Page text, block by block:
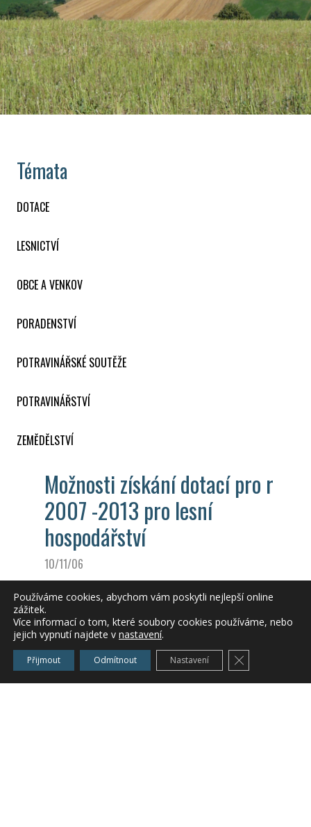
Témata
DOTACE
LESNICTVÍ
OBCE A VENKOV
PORADENSTVÍ
POTRAVINÁŘSKÉ SOUTĚŽE
POTRAVINÁŘSTVÍ
ZEMĚDĚLSTVÍ
Možnosti získání dotací pro r
2007 -2013 pro lesní
hospodářství
10/11/06
Ing. Michal Bratršovský/KIS Vysočina
dotace 2007 – 2013
priloha
Používáme cookies, abychom vám poskytli nejlepší online
zážitek.
Více informací o tom, které soubory cookies používáme, nebo
jejich vypnutí najdete v nastavení.
Přijmout Odmítnout Nastavení Zavřít cookie